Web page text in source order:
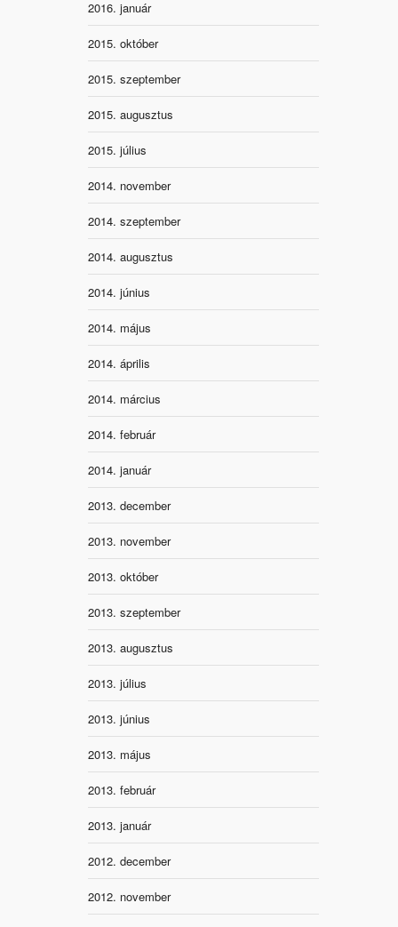
2016. január
2015. október
2015. szeptember
2015. augusztus
2015. július
2014. november
2014. szeptember
2014. augusztus
2014. június
2014. május
2014. április
2014. március
2014. február
2014. január
2013. december
2013. november
2013. október
2013. szeptember
2013. augusztus
2013. július
2013. június
2013. május
2013. február
2013. január
2012. december
2012. november